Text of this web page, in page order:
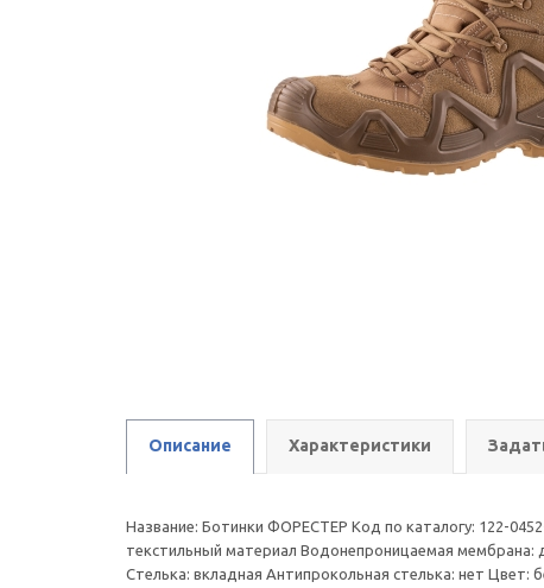
Описание Характеристики
Название: Ботинки ФОРЕСТЕР Код по каталогу: 122-
текстильный материал Водонепроницаемая
Стелька: вкладная Антипрокольная стелька: нет